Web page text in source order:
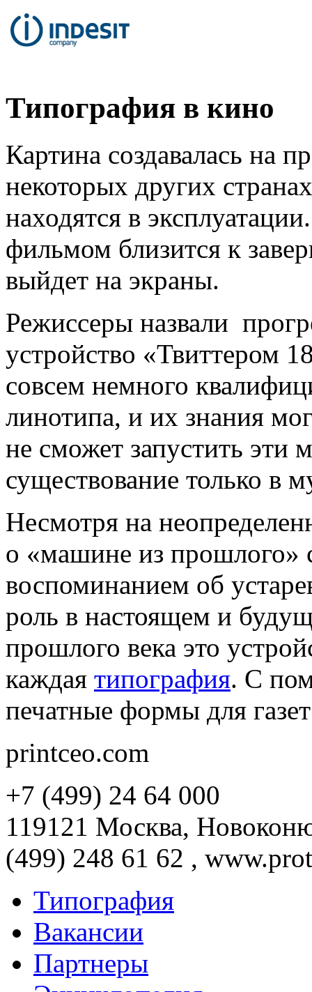
Типография в кино
Картина создавалась на
некоторых других
находятся в
фильмом близится к
выйдет на экраны.
Режиссеры назвали
устройство «Твиттером
совсем немного
линотипа, и их знания
не сможет запустить
существование только в
Несмотря на
о «машине из прошлого»
воспоминанием об
роль в настоящем и
прошлого века это
каждая типография. С
печатные формы для
printceo.com
+7 (499) 24 64 000
119121 Москва,
(499) 248 61 62 ,
Типография
Вакансии
Партнеры